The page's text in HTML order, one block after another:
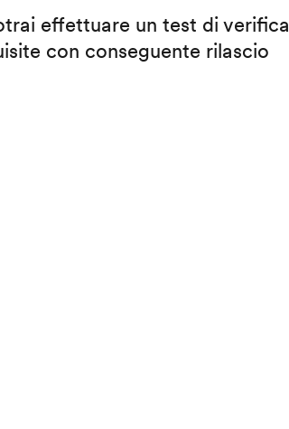
effettuare un test di verifica
con conseguente rilascio